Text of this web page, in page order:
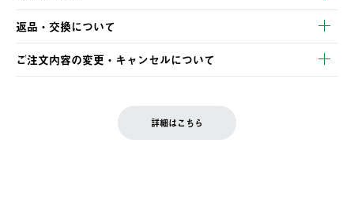
・コンビニ決済
・Pay-easy決済
【発送スケジュール】
ご注文・ご入金完了より2営業日以内に商品を発送いたします。
土日祝の発送はございませんので、木曜日以降のご注文は週明け
の発送となる場合がございます。
返品・交換について
※お客様都合の場合
お客様都合の返品にかかる送料は、お客様ご負担とさせていただ
ご注文内容の変更・キャンセルについて
LOGOS FAMILY会員の方は、会員マイページ内 購入履歴画面に
詳細はこちら